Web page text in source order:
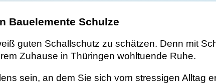
Bauelemente Schulze
guten Schallschutz zu schätzen. Denn mit
Zuhause in Thüringen wohltuende Ruhe.
sein, an dem Sie sich vom stressigen Alltag